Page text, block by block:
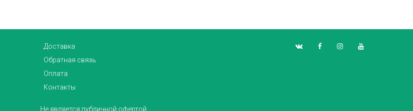
Доставка
Обратная связь
Оплата
Контакты
Не является публичной офертой